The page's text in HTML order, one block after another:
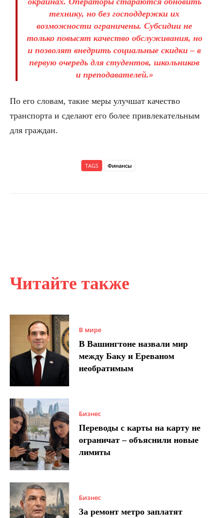
Читайте также
В мире
В Вашингтоне назвали мир
между Баку и Ереваном
необратимым
Бизнес
Переводы с карты на карту не
ограничат – объяснили новые
лимиты
Бизнес
За ремонт метро заплатят
технику, но без господдержки их
возможности ограничены. Субсидии не
только повысят качество обслуживания, но
и позволят внедрить социальные скидки – в
первую очередь для студентов, школьников
и преподавателей.»
По его словам, такие меры улучшат качество
транспорта и сделают его более привлекательным
для граждан.
TAGS Финансы